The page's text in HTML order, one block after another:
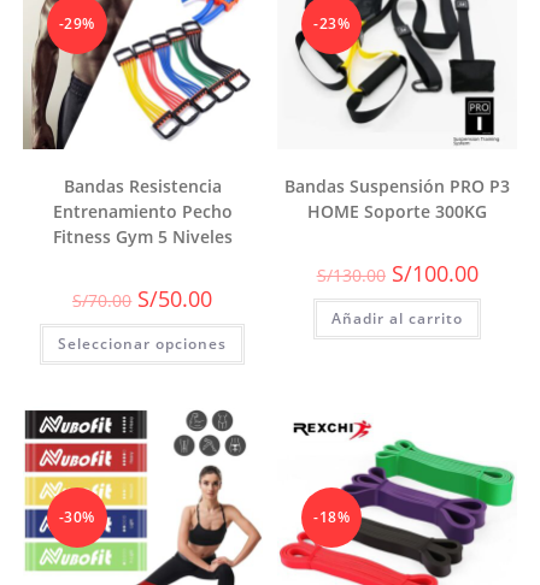
página
producto
-29%
Bandas Resistencia
Entrenamiento Pecho
Fitness Gym 5 Niveles
S/70.00 El
precio
original
era:
S/70.00.
S/50.00El
actual
es:
S/50.00.
Seleccionar opciones
-23%
Bandas Suspensión PRO P3
HOME Soporte 300KG
S/130.00 El
precio
original
era:
S/130.00.
S/100.00El
precio
actual
S/
Añadir al carrito
-30% -18%